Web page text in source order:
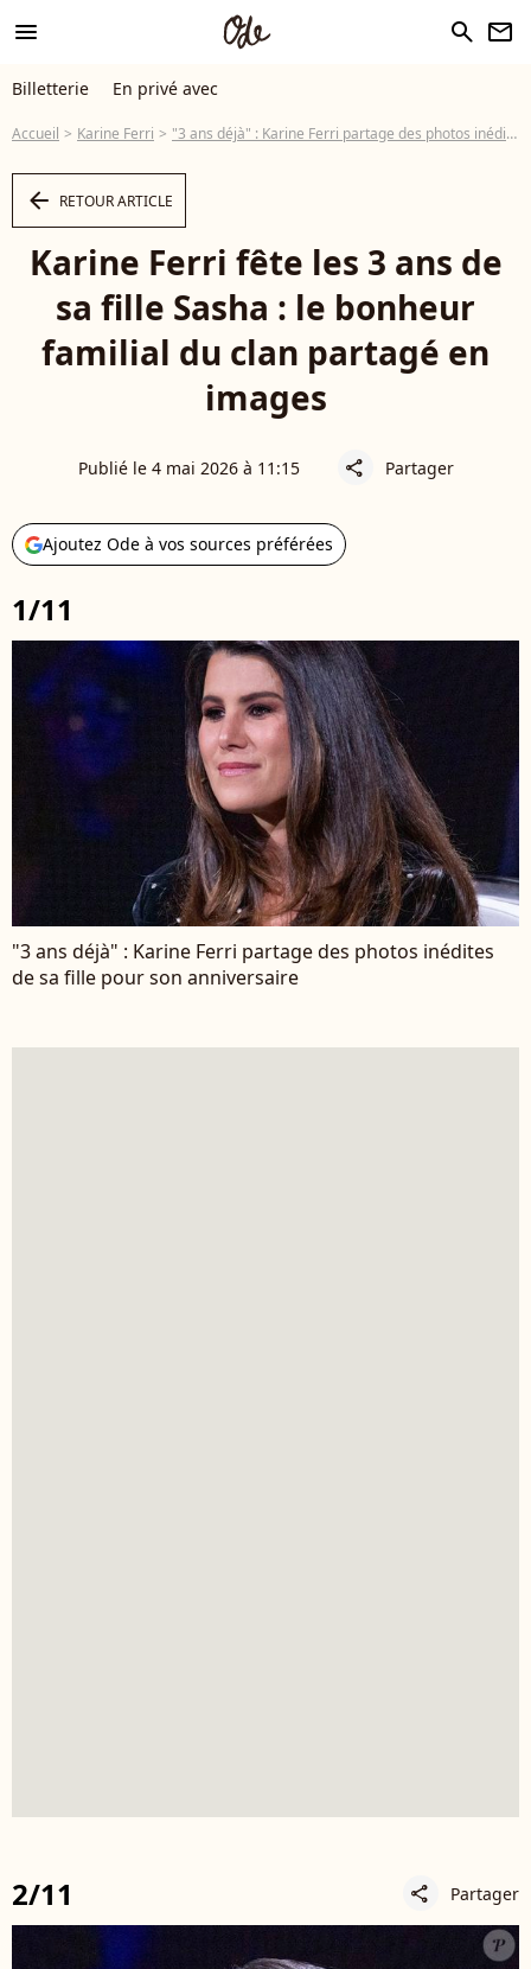
menu search newsletter
Billetterie En privé avec
Accueil Karine Ferri "3 ans déjà" : Karine Ferri partage des photos inédites de sa fille pour son anniversaire
arrow_left RETOUR ARTICLE
Karine Ferri fête les 3 ans de
sa fille Sasha : le bonheur
familial du clan partagé en
images
Publié le 4 mai 2026 à 11:15 share Partager
Ajoutez Ode à vos sources préférées
1/11
"3 ans déjà" : Karine Ferri partage des photos inédites
de sa fille pour son anniversaire
2/11 share Partager